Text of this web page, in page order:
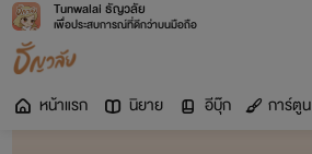
Tunwalai ธัญวลัย
เพื่อประสบการณ์ที่ดีกว่าบนมือถือ
หน้าแรก นิยาย อีบุ๊ก การ์ตูน